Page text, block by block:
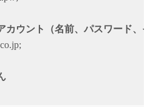
カウント（名前、パスワード、